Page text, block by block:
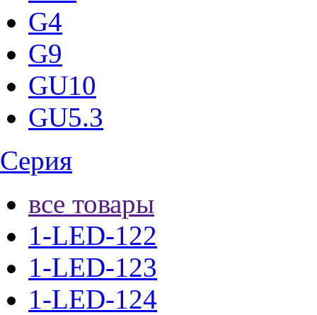
G4
G9
GU10
GU5.3
Серия
все товары
1-LED-122
1-LED-123
1-LED-124